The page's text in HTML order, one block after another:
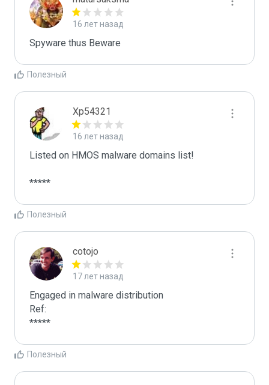
16 лет назад
Spyware thus Beware
Полезный
Xp54321
16 лет назад
Listed on HMOS malware domains list!
*****
Полезный
cotojo
17 лет назад
Engaged in malware distribution
Ref:
*****
Полезный